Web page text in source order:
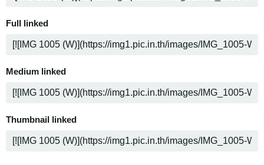
Full linked
Medium linked
Thumbnail linked